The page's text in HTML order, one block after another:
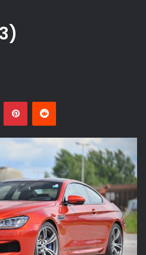
PinterestReddit